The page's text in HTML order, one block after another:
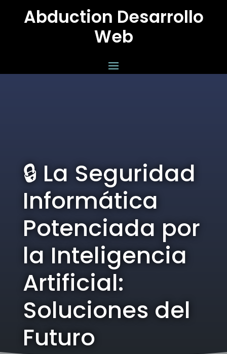
Abduction Desarrollo
Web
🔒 La Seguridad
Informática
Potenciada por
la Inteligencia
Artificial:
Soluciones del
Futuro